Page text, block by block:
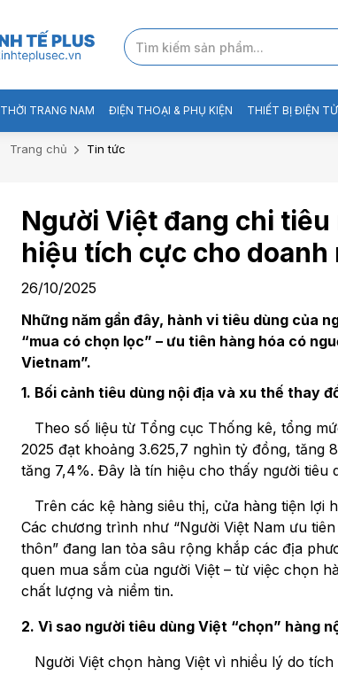
THỜI TRANG NAM ĐIỆN THOẠI & PHỤ KIỆN THIẾT BỊ ĐIỆN TỬ
Trang chủ Tin tức
Người Việt đang chi tiêu
hiệu tích cực cho
26/10/2025
Những năm gần đây, hành vi tiêu dùng của
“mua có chọn lọc” – ưu tiên hàng hóa có
Vietnam”.
1. Bối cảnh tiêu dùng nội địa và xu thế thay
Theo số liệu từ Tổng cục Thống kê, tổng
2025 đạt khoảng 3.625,7 nghìn tỷ đồng,
tăng 7,4%. Đây là tín hiệu cho thấy người tiêu
Trên các kệ hàng siêu thị, cửa hàng tiện lợi
Các chương trình như “Người Việt Nam ưu
thôn” đang lan tỏa sâu rộng khắp các địa
quen mua sắm của người Việt – từ việc chọn
chất lượng và niềm tin.
2. Vì sao người tiêu dùng Việt “chọn” hàng
Người Việt chọn hàng Việt vì nhiều lý do